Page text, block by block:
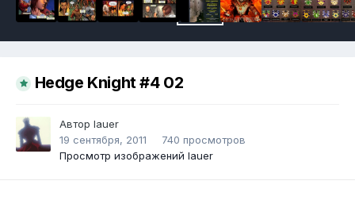
Hedge Knight #4 02
Автор lauer
19 сентября, 2011
740 просмотров
Просмотр изображений lauer